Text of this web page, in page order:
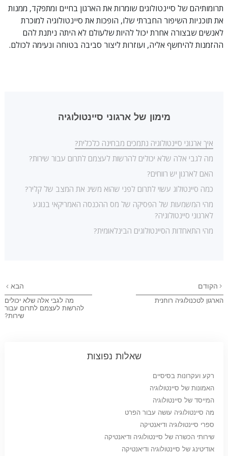
תרומותיהם של סיינטולוגים שומרות את הארגון בחיים ומתפקד, ממנות
את תוכניות השיפור החברתי שלו, הופכות את סיינטולוגיה למוכרת
לאנשים שבצורה אחרת יכול להיות שלעולם לא היתה ניתנת להם
ההזמנות להיחשף אליה, ועוזרות ליצור סביבה בטוחה ונעימה לכולם.
מימון של ארגוני סיינטולוגיה
איך ארגוני סיינטולוגיה נתמכים מבחינה כלכלית?
מה לגבי אלה שלא יכולים להרשות לעצמם לתרום עבור שירות?
האם לארגון יש רווחים?
כמה סיינטולוג עשוי לתרום לפני שהוא משיג את המצב של קליר?
מהי המשמעות של הפסיקה של מס ההכנסה האמריקאי בנוגע
לארגוני סיינטולוגיה?
מהי התאחדות הסיינטולוגים הבינלאומית?
הקודם
הארגון לטכנולוגיה רוחנית
הבא
מה לגבי אלה שלא יכולים
להרשות לעצמם לתרום עבור
שירות?
שאלות נפוצות
רקע ועקרונות בסיסיים
האמונות של סיינטולוגיה
המייסד של סיינטולוגיה
מה סיינטולוגיה עושה עבור הפרט
ספרי סיינטולוגיה ודיאנטיקה
שירותי הכשרה של סיינטולוגיה ודיאנטיקה
אודיטינג של סיינטולוגיה ודיאנטיקה